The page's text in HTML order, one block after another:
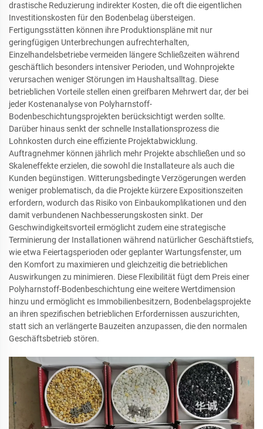
drastische Reduzierung indirekter Kosten, die oft die eigentlichen
Investitionskosten für den Bodenbelag übersteigen.
Fertigungsstätten können ihre Produktionspläne mit nur
geringfügigen Unterbrechungen aufrechterhalten,
Einzelhandelsbetriebe vermeiden längere Schließzeiten während
geschäftlich besonders intensiver Perioden, und Wohnprojekte
verursachen weniger Störungen im Haushaltsalltag. Diese
betrieblichen Vorteile stellen einen greifbaren Mehrwert dar, der bei
jeder Kostenanalyse von Polyharnstoff-
Bodenbeschichtungsprojekten berücksichtigt werden sollte.
Darüber hinaus senkt der schnelle Installationsprozess die
Lohnkosten durch eine effiziente Projektabwicklung.
Auftragnehmer können jährlich mehr Projekte abschließen und so
Skaleneffekte erzielen, die sowohl die Installateure als auch die
Kunden begünstigen. Witterungsbedingte Verzögerungen werden
weniger problematisch, da die Projekte kürzere Expositionszeiten
erfordern, wodurch das Risiko von Einbaukomplikationen und den
damit verbundenen Nachbesserungskosten sinkt. Der
Geschwindigkeitsvorteil ermöglicht zudem eine strategische
Terminierung der Installationen während natürlicher Geschäftstiefs,
wie etwa Feiertagsperioden oder geplanter Wartungsfenster, um
den Komfort zu maximieren und gleichzeitig die betrieblichen
Auswirkungen zu minimieren. Diese Flexibilität fügt dem Preis einer
Polyharnstoff-Bodenbeschichtung eine weitere Wertdimension
hinzu und ermöglicht es Immobilienbesitzern, Bodenbelagsprojekte
an ihren spezifischen betrieblichen Erfordernissen auszurichten,
statt sich an verlängerte Bauzeiten anzupassen, die den normalen
Geschäftsbetrieb stören.